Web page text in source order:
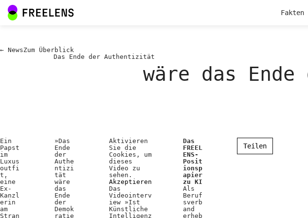
Fakten
← NewsZum Überblick
Das Ende der Authentizität
wäre das
Ein
Papst
im
Luxus
outfi
t,
eine
Ex-
Kanzl
erin
am
Stran
»Das
Ende
der
Authe
ntizi
tät
wäre
das
Ende
der
Demok
ratie
Aktivieren
Sie die
Cookies, um
dieses
Video zu
sehen.
Akzeptieren
Das
Videointerv
iew »Ist
Künstliche
Intelligenz
Das
FREEL
ENS-
Posit
ionsp
apier
zu KI
Als
Beruf
sverb
and
erheb
Teilen